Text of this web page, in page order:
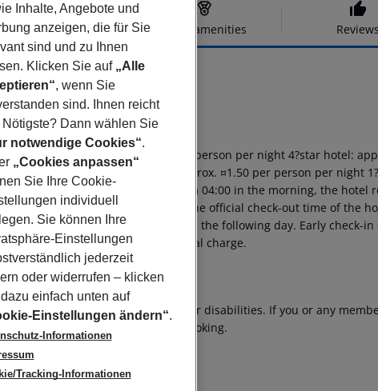
Offer description Hotel amenities Reviews
5?star hotel: approx. ¤4.50 per person per night 4?star hotel:
person per night 2?star hotel: approx. ¤1.50 per person per night
arrivals at the destination from 04:00 in the morning, the hotel
in time of the respective hotel. The official check-out time of the
return flights until 3.00 a.m. on the following day. Early check-
to availability and for an additional charge.
with reduced mobility or disabilities. If you or any
service before confirming your booking.
Inhalte, Angebote und
anzeigen, die für Sie
sind und zu Ihnen
Klicken Sie auf „Alle
, wenn Sie
sind. Ihnen reicht
Nötigste? Dann wählen Sie
notwendige Cookies“.
„Cookies anpassen“
Sie Ihre Cookie-
individuell
Sie können Ihre
Einstellungen
jederzeit
oder widerrufen – klicken
einfach unten auf
Einstellungen ändern“.
Informationen
Tracking-Informationen